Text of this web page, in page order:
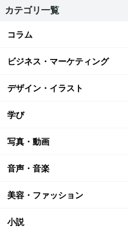
カテゴリ一覧
コラム
ビジネス・マーケティング
デザイン・イラスト
学び
写真・動画
音声・音楽
美容・ファッション
小説